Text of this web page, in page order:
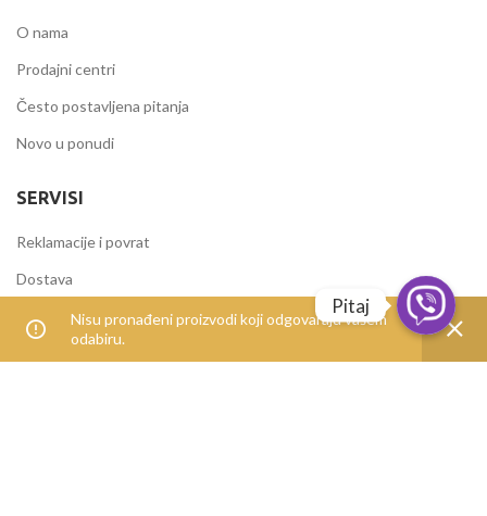
Nisu pronađeni proizvodi koji odgovaraju vašem
odabiru.
O nama
Prodajni centri
Često postavljena pitanja
Novo u ponudi
SERVISI
Reklamacije i povrat
Dostava
Načini plaćanja
Pitaj